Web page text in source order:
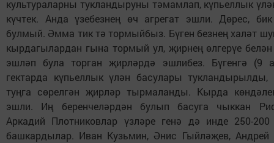
культураларны тукландыруны тәмамлап, күпьеллык
күчтек. Анда үзебезнең өч агрегат эшли. Дөрес,
булмый. Әмма тик тә тормыйбыз. Бүген безнең халәт
кырдагылардан гына тормый ул, җирнең өлгерүе белән
эшләп була торган җирләрдә эшлибез. Бүгенгә (9
гектарда күпьеллык үлән басулары тукландырылды,
туңга сөрелгән җирләр тырмаланды. Кырда
эшли. Иң беренчеләрдән булып басуга чыккан
Аркадий Плотниковлар үзләре генә дә инде 250-
башкардылар. Иван Кузьмин, Әнис Гыйләҗев, Андрей